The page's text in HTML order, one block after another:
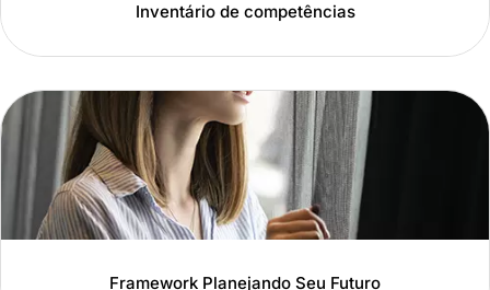
Inventário de competências
Framework Planejando Seu Futuro